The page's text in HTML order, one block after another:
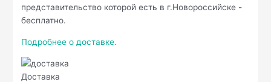
представительство которой есть в г.Новороссийске -
бесплатно.
Подробнее о доставке.
Доставка